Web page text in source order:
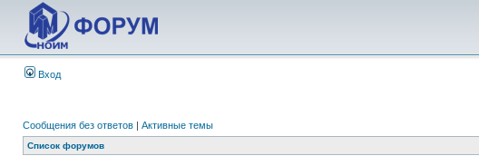
Вход
Сообщения без ответов | Активные темы
Список форумов